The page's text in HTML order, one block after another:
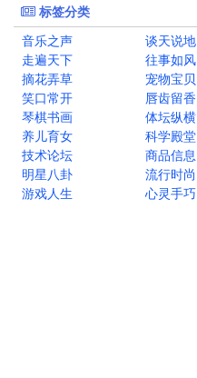
标签分类
音乐之声
谈天说地
走遍天下
往事如风
摘花弄草
宠物宝贝
笑口常开
唇齿留香
琴棋书画
体坛纵横
养儿育女
科学殿堂
技术论坛
商品信息
明星八卦
流行时尚
游戏人生
心灵手巧